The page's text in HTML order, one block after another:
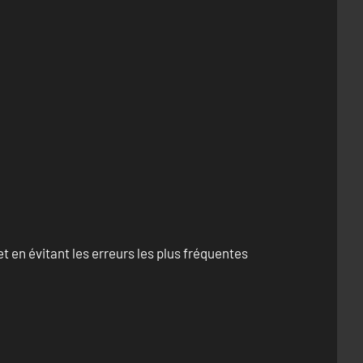
en évitant les erreurs les plus fréquentes